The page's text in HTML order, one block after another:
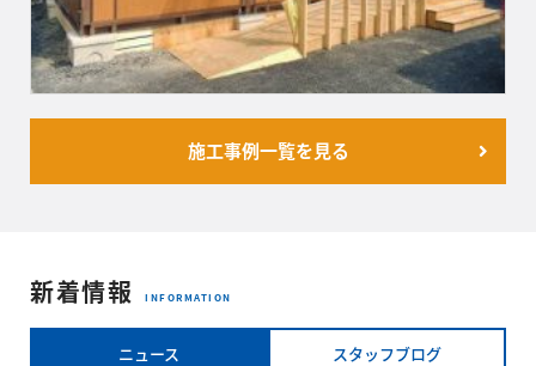
施工事例一覧を見る
新着情報 INFORMATION
ニュース スタッフブログ